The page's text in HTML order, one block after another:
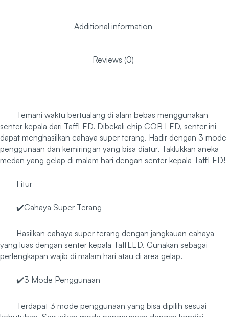
Additional information
Reviews (0)
Temani waktu bertualang di alam bebas menggunakan
senter kepala dari TaffLED. Dibekali chip COB LED, senter ini
dapat menghasilkan cahaya super terang. Hadir dengan 3 mode
penggunaan dan kemiringan yang bisa diatur. Taklukkan aneka
medan yang gelap di malam hari dengan senter kepala TaffLED!
Fitur
✔️Cahaya Super Terang
Hasilkan cahaya super terang dengan jangkauan cahaya
yang luas dengan senter kepala TaffLED. Gunakan sebagai
perlengkapan wajib di malam hari atau di area gelap.
✔️3 Mode Penggunaan
Terdapat 3 mode penggunaan yang bisa dipilih sesuai